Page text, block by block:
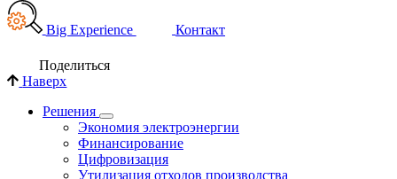
Big Experience Контакт
Поделиться
Наверх
Решения
Экономия электроэнергии
Финансирование
Цифровизация
Утилизация отходов производства